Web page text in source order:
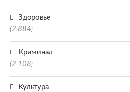
Здоровье
(2 884)
Криминал
(2 108)
Культура